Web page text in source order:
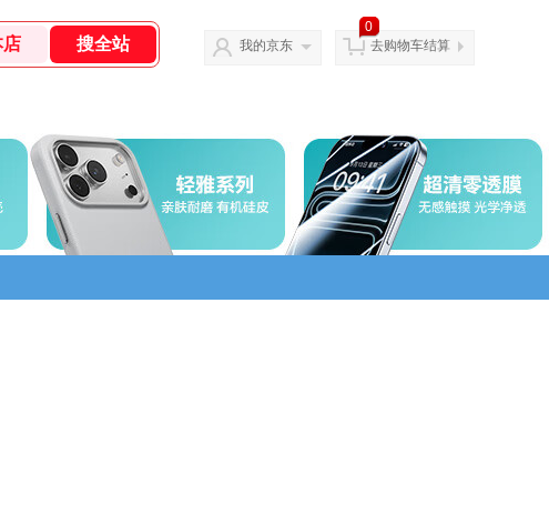
我的京东
0
去购物车结算